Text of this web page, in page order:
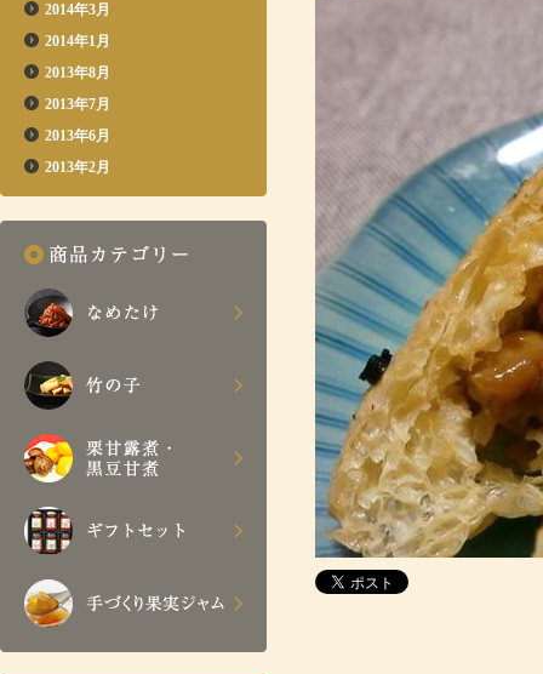
2014年3月
2014年1月
2013年8月
2013年7月
2013年6月
2013年2月